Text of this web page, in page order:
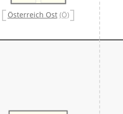
Österreich Ost (Ö)